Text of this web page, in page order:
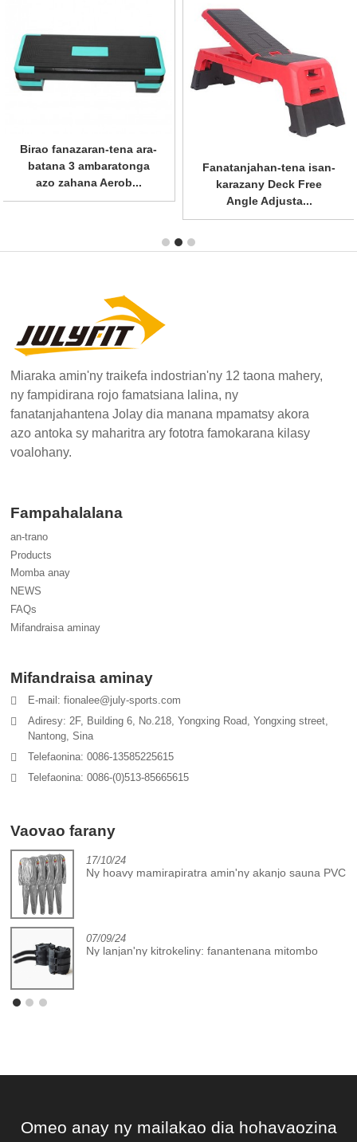
Birao fanazaran-tena ara-
batana 3 ambaratonga
azo zahana Aerob...
Fanatanjahan-tena isan-
karazany Deck Free
Angle Adjusta...
Miaraka amin'ny traikefa indostrian'ny 12 taona mahery,
ny fampidirana rojo famatsiana lalina, ny
fanatanjahantena Jolay dia manana mpamatsy akora
azo antoka sy maharitra ary fototra famokarana kilasy
voalohany.
Fampahalalana
an-trano
Products
Momba anay
NEWS
FAQs
Mifandraisa aminay
Mifandraisa aminay
E-mail: fionalee@july-sports.com
Adiresy: 2F, Building 6, No.218, Yongxing Road, Yongxing street,
Nantong, Sina
Telefaonina: 0086-13585225615
Telefaonina: 0086-(0)513-85665615
Vaovao farany
17/10/24
Ny hoavy mamirapiratra amin'ny akanjo sauna PVC
07/09/24
Ny lanjan'ny kitrokeliny: fanantenana mitombo
Omeo anay ny mailakao dia hohavaozina